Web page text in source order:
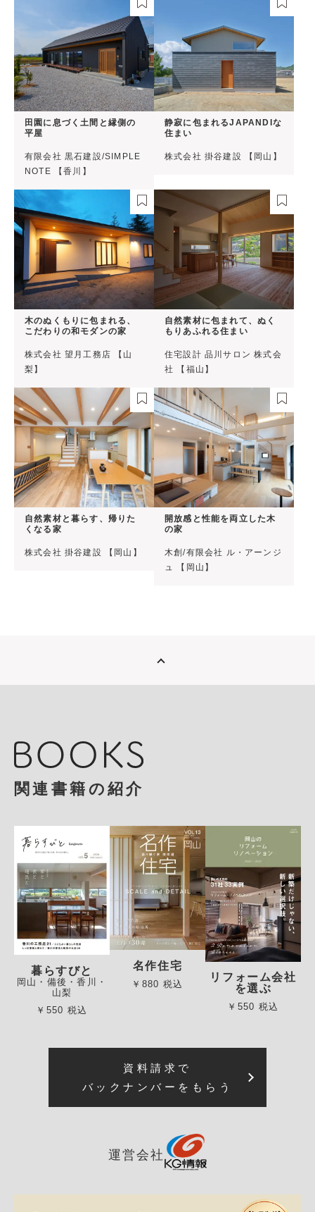
田園に息づく土間と縁側の
平屋
有限会社 黒石建設/SIMPLE
NOTE 【香川】
静寂に包まれるJAPANDIな
住まい
株式会社 掛谷建設 【岡山】
木のぬくもりに包まれる、
こだわりの和モダンの家
株式会社 望月工務店 【山
梨】
自然素材に包まれて、ぬく
もりあふれる住まい
住宅設計 品川サロン 株式会
社 【福山】
自然素材と暮らす、帰りた
くなる家
株式会社 掛谷建設 【岡山】
開放感と性能を両立した木
の家
木創/有限会社 ル・アーンジ
ュ 【岡山】
関連書籍の紹介
暮らすびと
岡山・備後・香川・
山梨
￥550 税込
名作住宅
￥880 税込
リフォーム会社
を選ぶ
￥550 税込
資料請求で
バックナンバーをもらう
運営会社